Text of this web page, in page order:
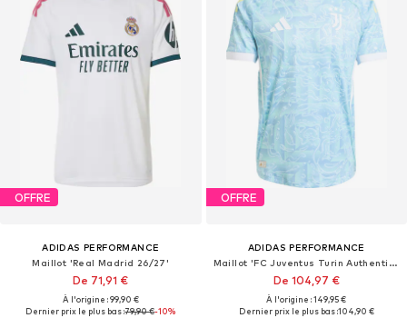
OFFRE
ADIDAS PERFORMANCE
Maillot 'Real Madrid 26/27'
De 71,91 €
À l'origine : 99,90 €
Dernier prix le plus bas :79,90 €-10%
OFFRE
ADIDAS PERFORMANCE
Maillot 'FC Juventus Turin Authentic 2025/2026'
De 104,97 €
À l'origine : 149,95 €
Dernier prix le plus bas :104,90 €